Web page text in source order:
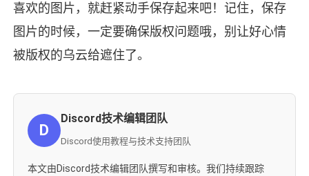
喜欢的图片，就赶紧动手保存起来吧！记住，保存
图片的时候，一定要确保版权问题哦，别让好心情
被版权的乌云给遮住了。
D
Discord技术编辑团队
Discord使用教程与技术支持团队
本文由Discord技术编辑团队撰写和审核。我们持续跟踪